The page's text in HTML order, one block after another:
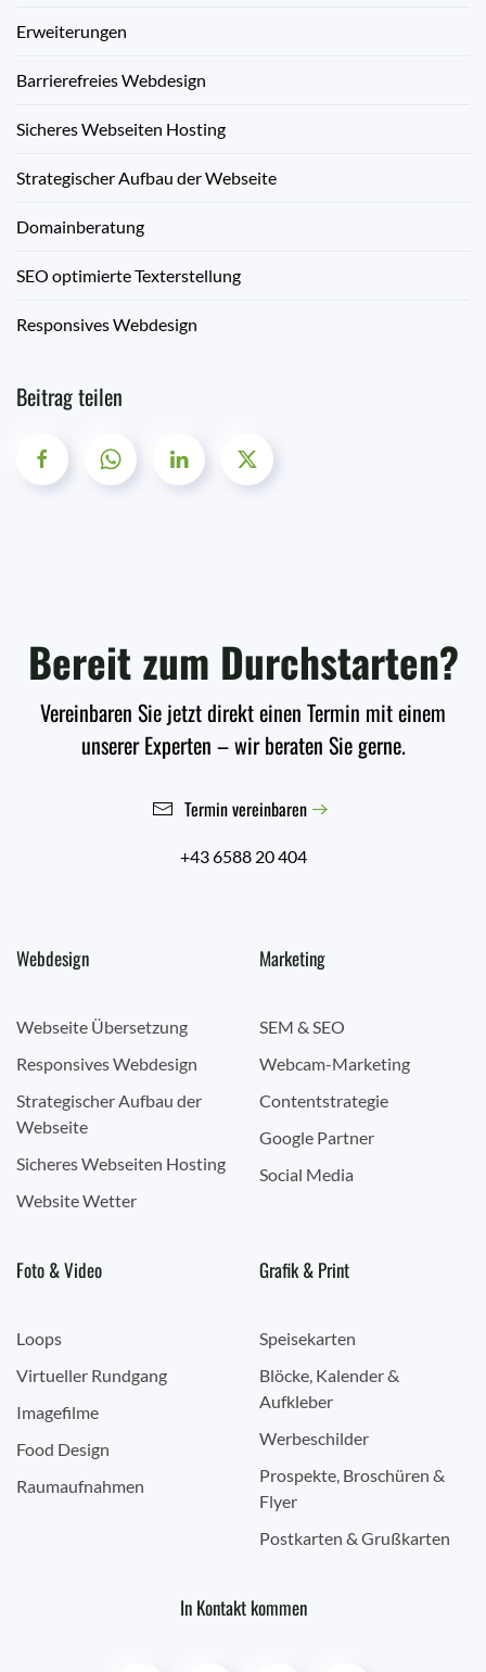
Erweiterungen
Barrierefreies Webdesign
Sicheres Webseiten Hosting
Strategischer Aufbau der Webseite
Domainberatung
SEO optimierte Texterstellung
Responsives Webdesign
Beitrag teilen
Bereit zum Durchstarten?
Vereinbaren Sie jetzt direkt einen Termin mit einem
unserer Experten – wir beraten Sie gerne.
Termin vereinbaren
+43 6588 20 404
Webdesign
Webseite Übersetzung
Responsives Webdesign
Strategischer Aufbau der
Webseite
Sicheres Webseiten Hosting
Website Wetter
Marketing
SEM & SEO
Webcam-Marketing
Contentstrategie
Google Partner
Social Media
Foto & Video
Loops
Virtueller Rundgang
Imagefilme
Food Design
Raumaufnahmen
Grafik & Print
Speisekarten
Blöcke, Kalender &
Aufkleber
Werbeschilder
Prospekte, Broschüren &
Flyer
Postkarten & Grußkarten
In Kontakt kommen